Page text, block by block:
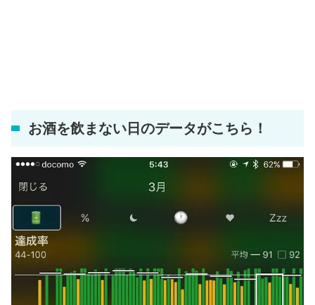
お酒を飲まない日のデータがこちら！